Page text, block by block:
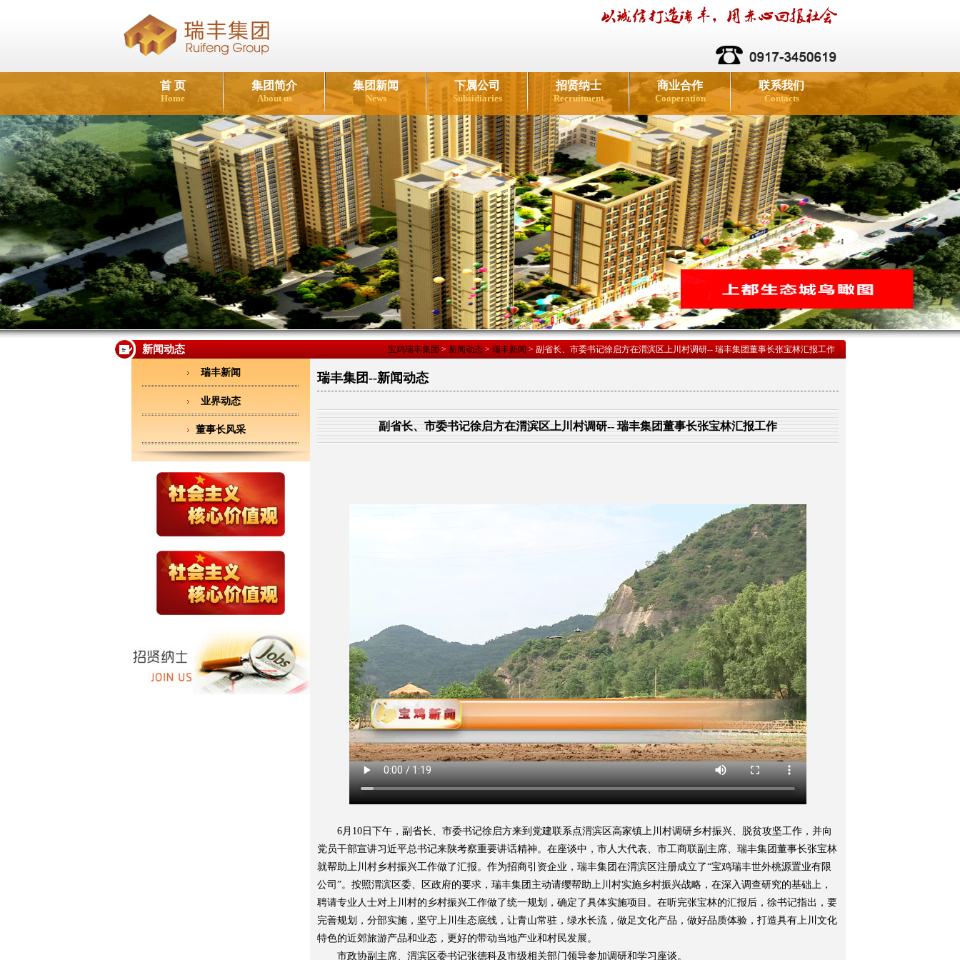
首 页
Home
集团简介
About us
集团新闻
News
下属公司
Subsidiaries
招贤纳士
Recruitment
商业合作
Cooperation
联系我们
Contacts
宝鸡瑞丰集团 > 新闻动态 > 瑞丰新闻 > 副省长、市委书记徐启方在渭滨区上川村调研-- 瑞丰集团董事长张宝林汇报工作
新闻动态
瑞丰新闻
业界动态
董事长风采
瑞丰集团--新闻动态
副省长、市委书记徐启方在渭滨区上川村调研-- 瑞丰集团董事长张宝林汇报工作
6月10日下午，副省长、市委书记徐启方来到党建联系点渭滨区高家镇上川村调研乡村振兴、脱贫攻坚工作，并向
党员干部宣讲习近平总书记来陕考察重要讲话精神。在座谈中，市人大代表、市工商联副主席、瑞丰集团董事长张宝林
就帮助上川村乡村振兴工作做了汇报。作为招商引资企业，瑞丰集团在渭滨区注册成立了“宝鸡瑞丰世外桃源置业有限
公司”。按照渭滨区委、区政府的要求，瑞丰集团主动请缨帮助上川村实施乡村振兴战略，在深入调查研究的基础上，
聘请专业人士对上川村的乡村振兴工作做了统一规划，确定了具体实施项目。在听完张宝林的汇报后，徐书记指出，要
完善规划，分部实施，坚守上川生态底线，让青山常驻，绿水长流，做足文化产品，做好品质体验，打造具有上川文化
特色的近郊旅游产品和业态，更好的带动当地产业和村民发展。
市政协副主席、渭滨区委书记张德科及市级相关部门领导参加调研和学习座谈。